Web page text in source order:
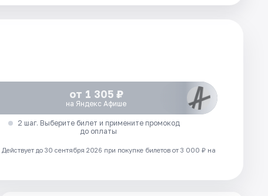
от 1 305 ₽
на Яндекс Афише
2 шаг. Выберите билет и примените промокод
до оплаты
Действует до 30 сентября 2026 при покупке билетов от 3 000 ₽ на